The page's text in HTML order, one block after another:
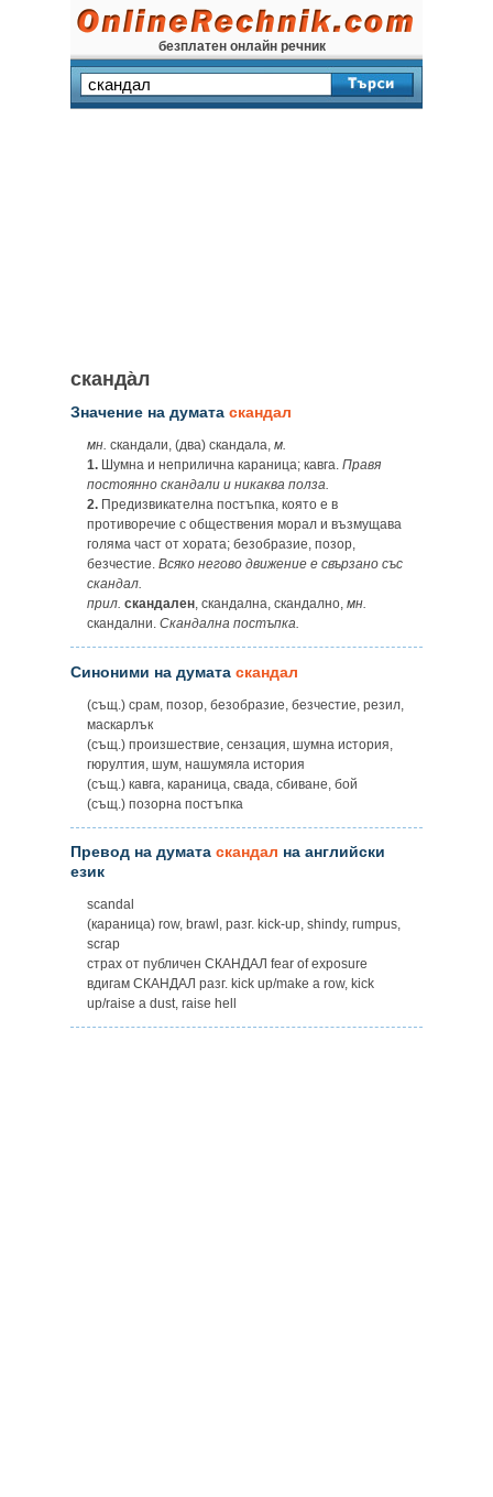
безплатен онлайн речник
сканда̀л
Значение на думата скандал
мн. скандали, (два) скандала, м.
1. Шумна и неприлична караница; кавга. Правя
постоянно скандали и никаква полза.
2. Предизвикателна постъпка, която е в
противоречие с обществения морал и възмущава
голяма част от хората; безобразие, позор,
безчестие. Всяко негово движение е свързано със
скандал.
прил. скандален, скандална, скандално, мн.
скандални. Скандална постъпка.
Синоними на думата скандал
(същ.) срам, позор, безобразие, безчестие, резил,
маскарлък
(същ.) произшествие, сензация, шумна история,
гюрултия, шум, нашумяла история
(същ.) кавга, караница, свада, сбиване, бой
(същ.) позорна постъпка
Превод на думата скандал на английски
език
scandal
(караница) row, brawl, разг. kick-up, shindy, rumpus,
scrap
страх от публичен СКАНДАЛ fear of exposure
вдигам СКАНДАЛ разг. kick up/make a row, kick
up/raise a dust, raise hell